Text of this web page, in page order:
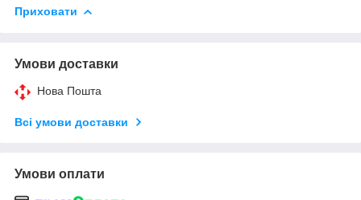
Приховати
Умови доставки
Нова Пошта
Всі умови доставки
Умови оплати